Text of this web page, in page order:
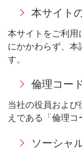
本サイト
本サイトをご利用
にかかわらず、本
す。
倫理コー
当社の役員およ
えである「倫理コ
ソーシャ